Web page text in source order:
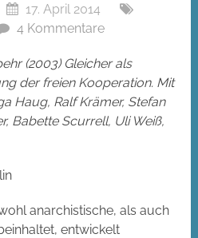
17. April 2014
4 Kommentare
(2003) Gleicher als
der freien Kooperation. Mit
Haug, Ralf Krämer, Stefan
Babette Scurrell, Uli Weiß,
anarchistische, als auch
entwickelt